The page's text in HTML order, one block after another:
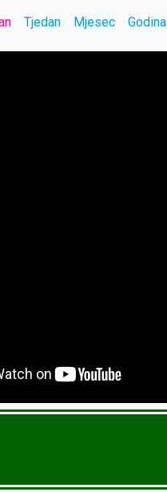
Tjedan Mjesec Godina